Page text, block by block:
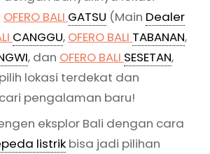
OFERO BALI GATSU (Main Dealer
CANGGU, OFERO BALI TABANAN,
, dan OFERO BALI SESETAN,
lokasi terdekat dan
pengalaman baru!
eksplor Bali dengan cara
listrik bisa jadi pilihan